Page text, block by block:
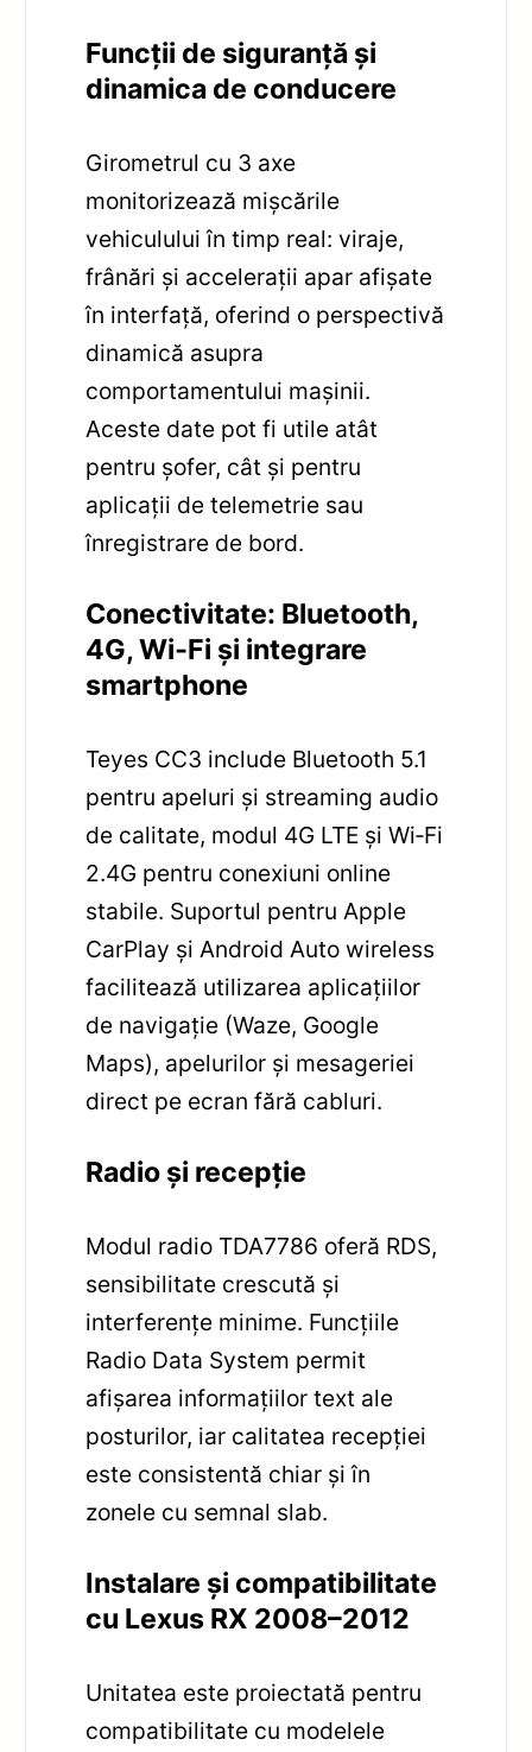
Funcții de siguranță și
dinamica de conducere
Girometrul cu 3 axe
monitorizează mișcările
vehiculului în timp real: viraje,
frânări și accelerații apar afișate
în interfață, oferind o perspectivă
dinamică asupra
comportamentului mașinii.
Aceste date pot fi utile atât
pentru șofer, cât și pentru
aplicații de telemetrie sau
înregistrare de bord.
Conectivitate: Bluetooth,
4G, Wi‑Fi și integrare
smartphone
Teyes CC3 include Bluetooth 5.1
pentru apeluri și streaming audio
de calitate, modul 4G LTE și Wi‑Fi
2.4G pentru conexiuni online
stabile. Suportul pentru Apple
CarPlay și Android Auto wireless
facilitează utilizarea aplicațiilor
de navigație (Waze, Google
Maps), apelurilor și mesageriei
direct pe ecran fără cabluri.
Radio și recepție
Modul radio TDA7786 oferă RDS,
sensibilitate crescută și
interferențe minime. Funcțiile
Radio Data System permit
afișarea informațiilor text ale
posturilor, iar calitatea recepției
este consistentă chiar și în
zonele cu semnal slab.
Instalare și compatibilitate
cu Lexus RX 2008–2012
Unitatea este proiectată pentru
compatibilitate cu modelele